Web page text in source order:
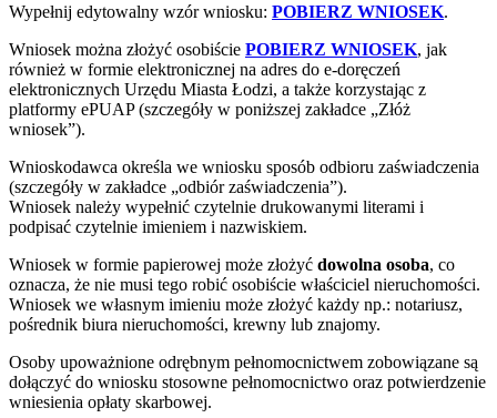
Wypełnij edytowalny wzór wniosku: POBIERZ WNIOSEK.
Wniosek można złożyć osobiście POBIERZ WNIOSEK, jak
również w formie elektronicznej na adres do e-doręczeń
elektronicznych Urzędu Miasta Łodzi, a także korzystając z
platformy ePUAP (szczegóły w poniższej zakładce „Złóż
wniosek”).
Wnioskodawca określa we wniosku sposób odbioru zaświadczenia
(szczegóły w zakładce „odbiór zaświadczenia”).
Wniosek należy wypełnić czytelnie drukowanymi literami i
podpisać czytelnie imieniem i nazwiskiem.
Wniosek w formie papierowej może złożyć dowolna osoba, co
oznacza, że nie musi tego robić osobiście właściciel nieruchomości.
Wniosek we własnym imieniu może złożyć każdy np.: notariusz,
pośrednik biura nieruchomości, krewny lub znajomy.
Osoby upoważnione odrębnym pełnomocnictwem zobowiązane są
dołączyć do wniosku stosowne pełnomocnictwo oraz potwierdzenie
wniesienia opłaty skarbowej.